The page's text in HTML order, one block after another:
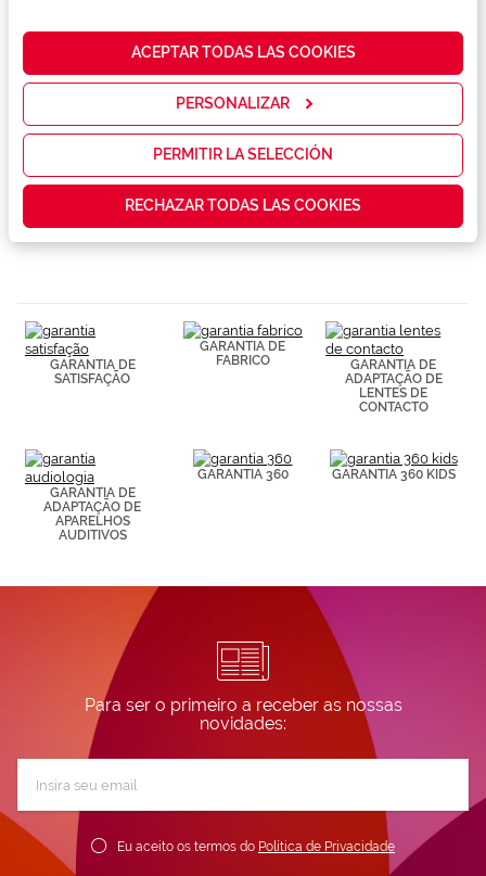
cómo mejorar
servicios y
las
que realmente
contenidos
personalizados
partir de tus
hábitos de
navegación
(por ejemplo,
consultar más
información en
nuestra
Política de
Cookies.
ACEPTAR TODAS LAS COOKIES
PERSONALIZAR
PERMITIR LA SELECCIÓN
RECHAZAR TODAS LAS COOKIES
Conselhos
Serviços exclusivos
GARANTIA DE
SATISFAÇÃO
GARANTIA DE
FABRICO
GARANTIA DE
ADAPTAÇÃO DE
LENTES DE
CONTACTO
GARANTIA DE
ADAPTAÇÃO DE
APARELHOS
AUDITIVOS
GARANTIA 360 GARANTIA 360 KIDS
Para ser o primeiro a receber as nossas
novidades:
Newsletter:
Eu aceito os termos do Política de Privacidade